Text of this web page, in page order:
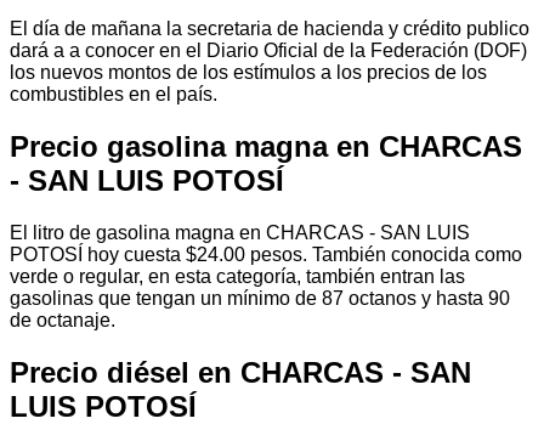
El día de mañana la secretaria de hacienda y crédito publico
dará a a conocer en el Diario Oficial de la Federación (DOF)
los nuevos montos de los estímulos a los precios de los
combustibles en el país.
Precio gasolina magna en CHARCAS
- SAN LUIS POTOSÍ
El litro de gasolina magna en CHARCAS - SAN LUIS
POTOSÍ hoy cuesta $24.00 pesos. También conocida como
verde o regular, en esta categoría, también entran las
gasolinas que tengan un mínimo de 87 octanos y hasta 90
de octanaje.
Precio diésel en CHARCAS - SAN
LUIS POTOSÍ